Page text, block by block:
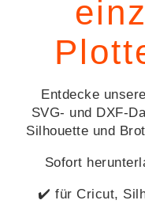
Entdecke
SVG- und DXF-
Silhouette und
Sofort
✔️ für Cricut,